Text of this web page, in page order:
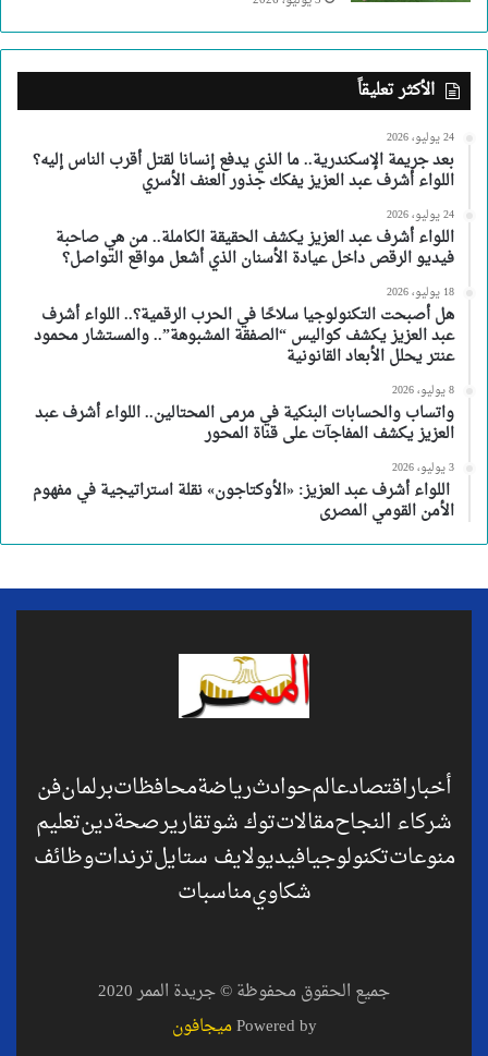
الأكثر تعليقاً
24 يوليو، 2026
بعد جريمة الإسكندرية.. ما الذي يدفع إنسانا لقتل أقرب الناس إليه؟
اللواء أشرف عبد العزيز يفكك جذور العنف الأسري
24 يوليو، 2026
اللواء أشرف عبد العزيز يكشف الحقيقة الكاملة.. من هي صاحبة
فيديو الرقص داخل عيادة الأسنان الذي أشعل مواقع التواصل؟
18 يوليو، 2026
هل أصبحت التكنولوجيا سلاحًا في الحرب الرقمية؟.. اللواء أشرف
عبد العزيز يكشف كواليس “الصفقة المشبوهة”.. والمستشار محمود
عنتر يحلل الأبعاد القانونية
8 يوليو، 2026
واتساب والحسابات البنكية في مرمى المحتالين.. اللواء أشرف عبد
العزيز يكشف المفاجآت على قناة المحور
3 يوليو، 2026
اللواء أشرف عبد العزيز: «الأوكتاجون» نقلة استراتيجية في مفهوم
الأمن القومي المصرى
أخباراقتصادعالمحوادثرياضةمحافظاتبرلمانفن
شركاء النجاحمقالاتتوك شوتقاريرصحةدينتعليم
منوعاتتكنولوجيافيديولايف ستايلترنداتوظائف
شكاويمناسبات
جميع الحقوق محفوظة © جريدة الممر 2020
Powered byميجافون